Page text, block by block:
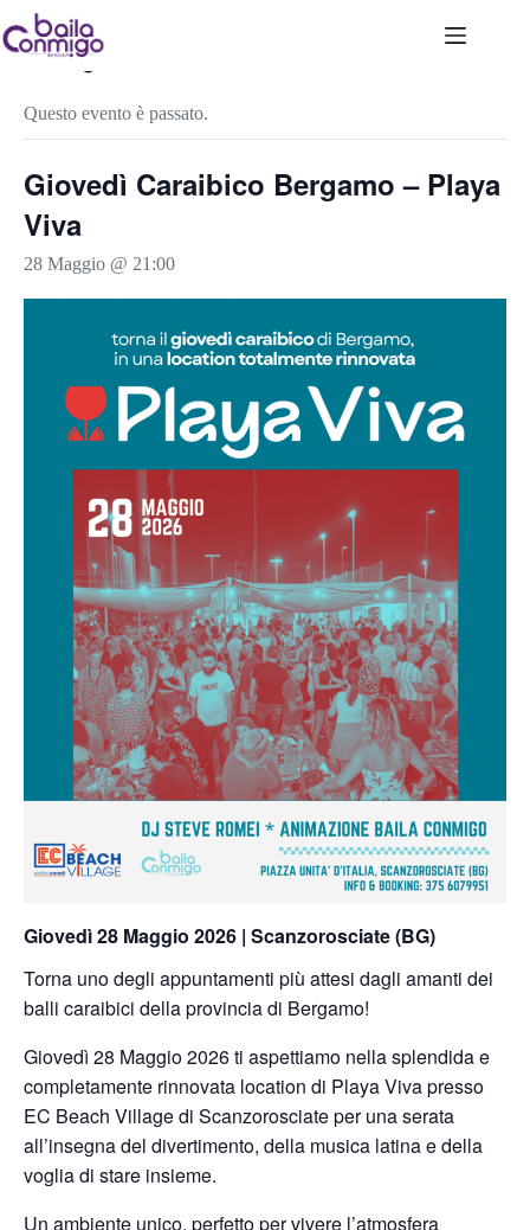
Salta
al
contenuto
« Tutti gli Eventi
Questo evento è passato.
Giovedì Caraibico Bergamo – Playa
Viva
28 Maggio @ 21:00
Giovedì 28 Maggio 2026 | Scanzorosciate (BG)
Torna uno degli appuntamenti più attesi dagli amanti dei
balli caraibici della provincia di Bergamo!
Giovedì 28 Maggio 2026 ti aspettiamo nella splendida e
completamente rinnovata location di Playa Viva presso
EC Beach Village di Scanzorosciate per una serata
all’insegna del divertimento, della musica latina e della
voglia di stare insieme.
Un ambiente unico, perfetto per vivere l’atmosfera